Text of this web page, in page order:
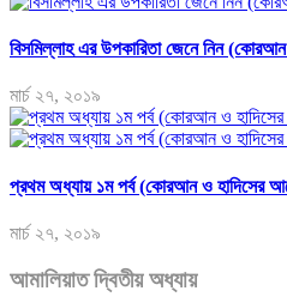
বিসমিল্লাহ এর উপকারিতা জেনে নিন
মার্চ ২৭, ২০১৯
প্রথম অধ্যায় ১ম পর্ব (কোরআন ও হাদিসের
মার্চ ২৭, ২০১৯
আমালিয়াত দ্বিতীয় অধ্যায়